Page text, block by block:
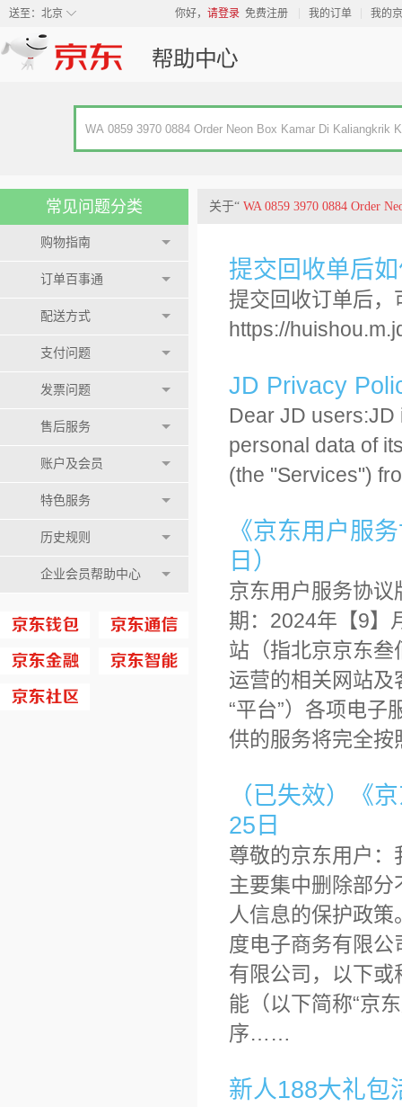
◇
送至： 北京 你好， 请登录 免费注册 我的订单 我的
常见问题分类
购物指南
订单百事通
配送方式
支付问题
发票问题
售后服务
账户及会员
特色服务
历史规则
企业会员帮助中心
关于“ WA 0859 3970 0884 Order
提交回收单后
提交回收订单后，
https://
JD Privacy
Dear JD
personal data of
(the "Services")
《京东用户服
日）
京东用户服务协
期：2024年【9】
站（指北京京东
运营的相关网站及
“平台”）各项电子
供的服务将完全
（已失效）《
25日
尊敬的京东用户
主要集中删除部
人信息的保护政
度电子商务有限
有限公司，以下或
能（以下简称“京
序……
新人188大礼包